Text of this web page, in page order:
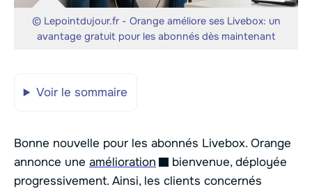
© Lepointdujour.fr - Orange améliore ses Livebox: un
avantage gratuit pour les abonnés dès maintenant
Voir le sommaire
Bonne nouvelle pour les abonnés Livebox. Orange
annonce une amélioration
bienvenue, déployée
progressivement. Ainsi, les clients concernés